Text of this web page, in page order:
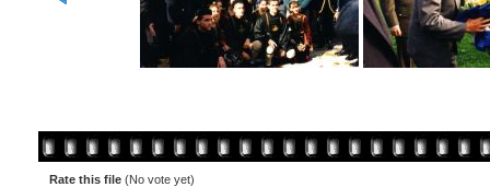
Rate this file (No vote yet)